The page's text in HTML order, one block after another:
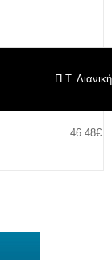
Π.Τ.
46.48€